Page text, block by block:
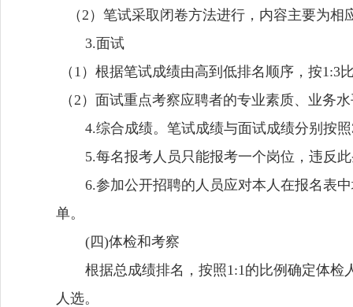
（2）笔试采取闭卷方法进行，内容主要为
3.面试
（1）根据笔试成绩由高到低排名顺序，按1:3
（2）面试重点考察应聘者的专业素质、业务
4.综合成绩。笔试成绩与面试成绩分别按
5.每名报考人员只能报考一个岗位，违反
6.参加公开招聘的人员应对本人在报名表
单。
(四)体检和考察
根据总成绩排名，按照1:1的比例确定体检
人选。